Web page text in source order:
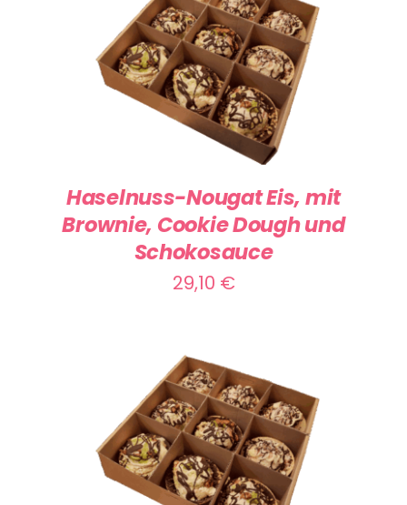
IN DEN WARENKORB / DETAILS
Haselnuss-Nougat Eis, mit
Brownie, Cookie Dough und
Schokosauce
29,10 €
IN DEN WARENKORB / DETAILS